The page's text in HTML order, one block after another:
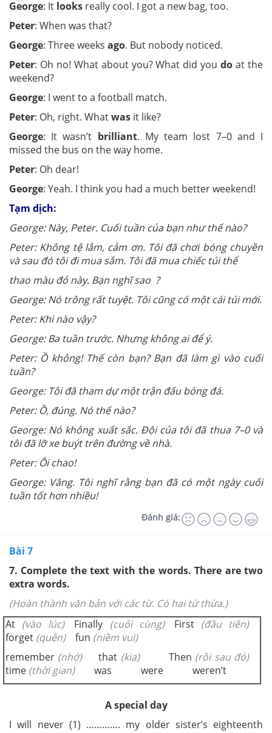
George: It looks really cool. I got a new bag, too.
Peter: When was that?
George: Three weeks ago. But nobody noticed.
Peter: Oh no! What about you? What did youdo at the
weekend?
George: I went to a football match.
Peter: Oh, right. Whatwas it like?
George: It wasn’t brilliant. My team lost 7–0 and I
missed the bus on the way home.
Peter: Oh dear!
George: Yeah. I think you had a much better weekend!
Tạm dịch:
George: Này, Peter. Cuối tuần của bạn như thế nào?
Peter: Không tệ lắm, cảm ơn. Tôi đã chơi bóng chuyền
và sau đó tôi đi mua sắm. Tôi đã mua chiếc túi thể
thao màu đỏ này. Bạn nghĩ sao ?
George: Nó trông rất tuyệt. Tôi cũng có một cái túi mới.
Peter: Khi nào vậy?
George: Ba tuần trước. Nhưng không ai để ý.
Peter: Ồ không! Thế còn bạn? Bạn đã làm gì vào cuối
tuần?
George: Tôi đã tham dự một trận đấu bóng đá.
Peter: Ồ, đúng. Nó thế nào?
George: Nó không xuất sắc. Đội của tôi đã thua 7–0 và
tôi đã lỡ xe buýt trên đường về nhà.
Peter: Ôi chao!
George: Vâng. Tôi nghĩ rằng bạn đã có một ngày cuối
tuần tốt hơn nhiều!
Đánh giá:
Bài 7
7. Complete the text with the words. There are two
extra words.
(Hoàn thành văn bản với các từ. Có hai từ thừa.)
At (vào lúc)Finally (cuối cùng)First (đầu tiên)
forget (quên) fun (niềm vui)
remember (nhớ)that (kia) Then (rồi sau đó)
time (thời gian)was were weren’t
A special day
I will never (1) …………. my older sister’s eighteenth